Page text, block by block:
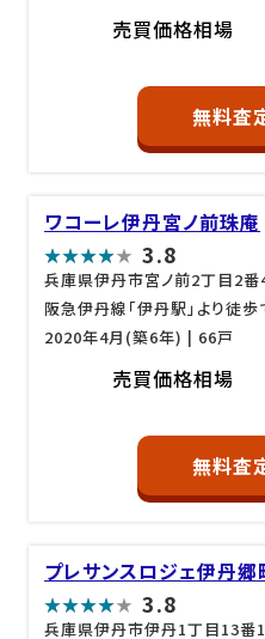
売買価格相場
無料査
ワコーレ伊丹宮ノ前珠庵
3.8
兵庫県伊丹市宮ノ前2丁目2番
阪急伊丹線「伊丹駅」より徒歩
2020年4月(築6年) | 66戸
売買価格相場
無料査
プレサンスロジェ伊丹郷
3.8
兵庫県伊丹市伊丹1丁目13番